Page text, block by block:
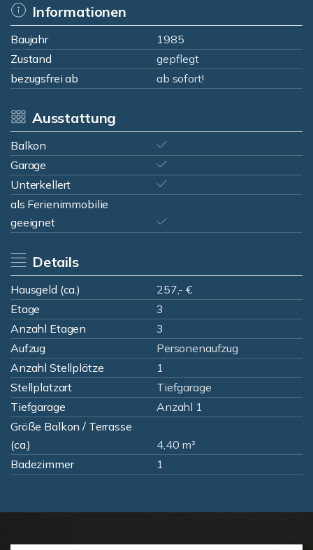
Informationen
Baujahr
1985
Zustand
gepflegt
bezugsfrei ab
ab sofort!
Ausstattung
Balkon
Garage
Unterkellert
als Ferienimmobilie
geeignet
Details
Hausgeld (ca.)
257,- €
Etage
3
Anzahl Etagen
3
Aufzug
Personenaufzug
Anzahl Stellplätze
1
Stellplatzart
Tiefgarage
Tiefgarage
Anzahl 1
Größe Balkon / Terrasse
(ca.)
4,40 m²
Badezimmer
1